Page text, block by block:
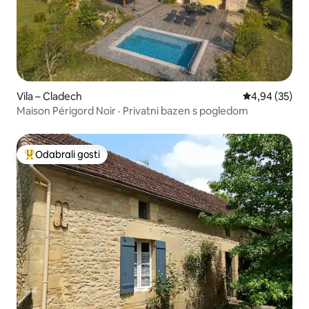
Vila – Cladech Prosječna
4,94 (35)
Maison Périgord Noir · Privatni bazen s pogledom
Među najviše rangiranima s oznakom „Odabrali gosti”
Odabrali gosti